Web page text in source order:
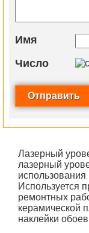
Имя
Число
Лазерный
лазерный
использования
Используется
ремонтных
керамической
наклейки